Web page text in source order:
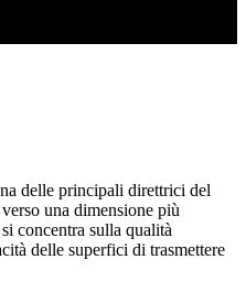
delle principali direttrici del
una dimensione più
concentra sulla qualità
delle superfici di trasmettere